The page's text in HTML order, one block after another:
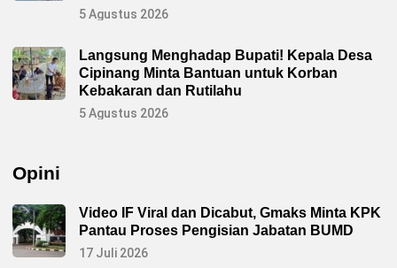
5 Agustus 2026
Langsung Menghadap Bupati! Kepala Desa
Cipinang Minta Bantuan untuk Korban
Kebakaran dan Rutilahu
5 Agustus 2026
Opini
Video IF Viral dan Dicabut, Gmaks Minta KPK
Pantau Proses Pengisian Jabatan BUMD
17 Juli 2026